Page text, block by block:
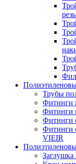
Трубы
Фитинги
Фитинги
Фитинги
Фитинги
VIEIR
Заглушка